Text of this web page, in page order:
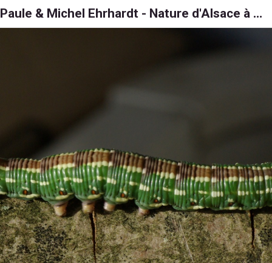
Paule & Michel Ehrhardt - Nature d'Alsace à 6, 8 et 1000 pattes